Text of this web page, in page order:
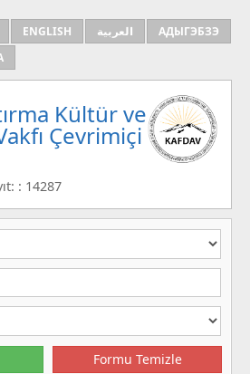
ENGLISH العربية
АДЫГЭБЗЭ
Kültür ve
Çevrimiçi
: 14287